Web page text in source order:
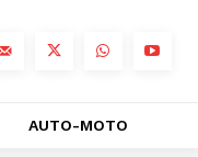
AUTO-MOTO